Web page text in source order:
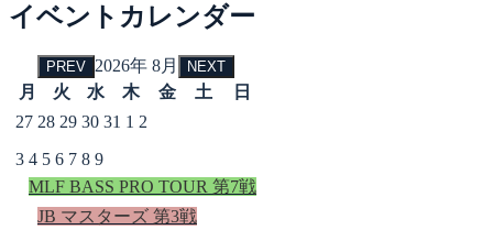
イベントカレンダー
PREV 2026年 8月 NEXT
月 火 水 木 金 土
日
27 28 29 30 31 1 2
3 4 5 6 7 8 9
MLF BASS PRO TOUR 第7戦
JB マスターズ 第3戦